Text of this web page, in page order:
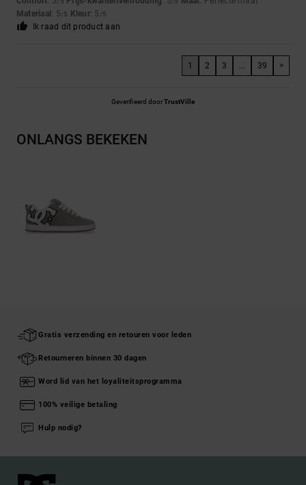
Materiaal : 5/5 Kleur: 5 /5
Ik raad dit product aan
1 2 3 ... 39 >
Geverifieerd doorTrustVille
ONLANGS BEKEKEN
Gratis verzending en retouren voor leden
Retourneren binnen 30 dagen
Word lid van het loyaliteitsprogramma
100% veilige betaling
Hulp nodig?